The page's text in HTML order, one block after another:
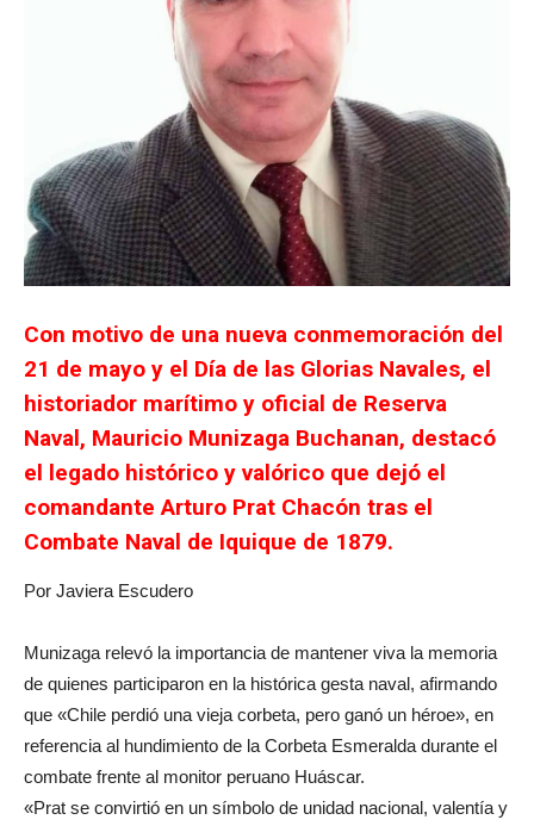
Con motivo de una nueva conmemoración del
21 de mayo y el Día de las Glorias Navales, el
historiador marítimo y oficial de Reserva
Naval, Mauricio Munizaga Buchanan, destacó
el legado histórico y valórico que dejó el
comandante Arturo Prat Chacón tras el
Combate Naval de Iquique de 1879.
Por Javiera Escudero
Munizaga relevó la importancia de mantener viva la memoria
de quienes participaron en la histórica gesta naval, afirmando
que «Chile perdió una vieja corbeta, pero ganó un héroe», en
referencia al hundimiento de la Corbeta Esmeralda durante el
combate frente al monitor peruano Huáscar.
«Prat se convirtió en un símbolo de unidad nacional, valentía y